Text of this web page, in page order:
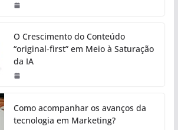
O Crescimento do Conteúdo
“original-first” em Meio à Saturação
da IA
Como acompanhar os avanços da
tecnologia em Marketing?